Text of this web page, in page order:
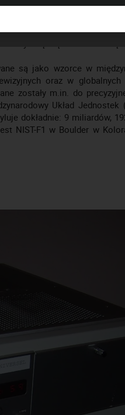
rezonansowe
cezu. Atomy cezu-
tej samej częstotliwości.
wyższą częstotliwość i są
są jako wzorce w
oraz w globalnych
zostały m.in. do
Układ Jednostek
dokładnie: 9 miliardów,
NIST-F1 w Boulder w